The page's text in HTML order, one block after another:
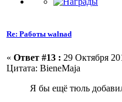
Re: Работы walnad
« Ответ #13 : 29 Октября
Цитата: BieneMaja
Я бы ещё тюль